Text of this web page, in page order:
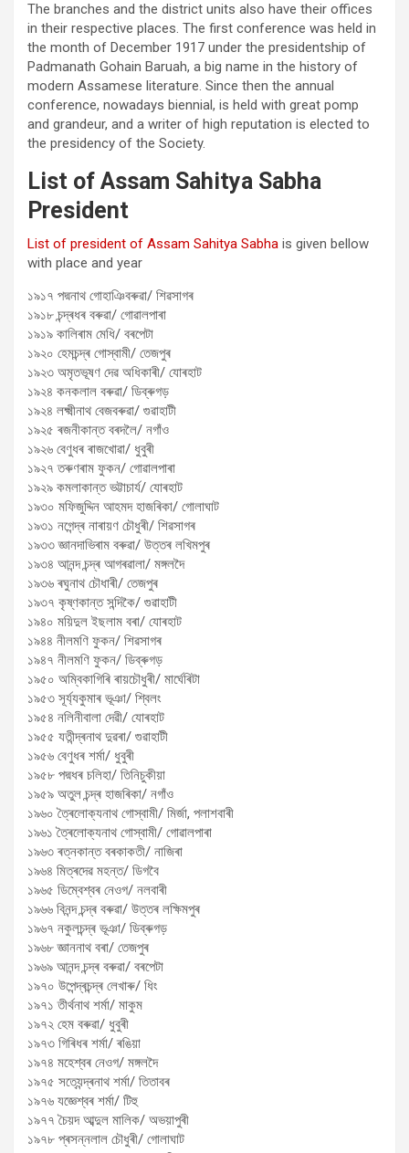
The branches and the district units also have their offices
in their respective places. The first conference was held in
the month of December 1917 under the presidentship of
Padmanath Gohain Baruah, a big name in the history of
modern Assamese literature. Since then the annual
conference, nowadays biennial, is held with great pomp
and grandeur, and a writer of high reputation is elected to
the presidency of the Society.
List of Assam Sahitya Sabha
President
List of president of Assam Sahitya Sabha is given bellow
with place and year
১৯১৭ পদ্মনাথ গোহাঞিবৰুৱা/ শিৱসাগৰ
১৯১৮ চন্দ্ৰধৰ বৰুৱা/ গোৱালপাৰা
১৯১৯ কালিৰাম মেধি/ বৰপেটা
১৯২০ হেমচন্দ্ৰ গোস্বামী/ তেজপুৰ
১৯২৩ অমৃতভূষণ দেৱ অধিকাৰী/ যোৰহাট
১৯২৪ কনকলাল বৰুৱা/ ডিব্ৰুগড়
১৯২৪ লক্ষ্মীনাথ বেজবৰুৱা/ গুৱাহাটী
১৯২৫ ৰজনীকান্ত বৰদলৈ/ নগাঁও
১৯২৬ বেণুধৰ ৰাজখোৱা/ ধুবুৰী
১৯২৭ তৰুণৰাম ফুকন/ গোৱালপাৰা
১৯২৯ কমলাকান্ত ভট্টাচাৰ্য/ যোৰহাট
১৯৩০ মফিজুদ্দিন আহমদ হাজৰিকা/ গোলাঘাট
১৯৩১ নগেন্দ্ৰ নাৰায়ণ চৌধুৰী/ শিৱসাগৰ
১৯৩৩ জ্ঞানদাভিৰাম বৰুৱা/ উত্তৰ লখিমপুৰ
১৯৩৪ আনন্দ চন্দ্ৰ আগৰৱালা/ মঙ্গলদৈ
১৯৩৬ ৰঘুনাথ চৌধাৰী/ তেজপুৰ
১৯৩৭ কৃষ্ণকান্ত সন্দিকৈ/ গুৱাহাটী
১৯৪০ ময়িদুল ইছলাম বৰা/ যোৰহাট
১৯৪৪ নীলমণি ফুকন/ শিৱসাগৰ
১৯৪৭ নীলমণি ফুকন/ ডিব্ৰুগড়
১৯৫০ অম্বিকাগিৰি ৰায়চৌধুৰী/ মাৰ্ঘেৰিটা
১৯৫৩ সূৰ্য্যকুমাৰ ভূঞা/ শ্বিলং
১৯৫৪ নলিনীবালা দেৱী/ যোৰহাট
১৯৫৫ যতীন্দ্ৰনাথ দুৱৰা/ গুৱাহাটী
১৯৫৬ বেণুধৰ শৰ্মা/ ধুবুৰী
১৯৫৮ পদ্মধৰ চলিহা/ তিনিচুকীয়া
১৯৫৯ অতুল চন্দ্ৰ হাজৰিকা/ নগাঁও
১৯৬০ ত্ৰৈলোক্যনাথ গোস্বামী/ মিৰ্জা, পলাশবাৰী
১৯৬১ ত্ৰৈলোক্যনাথ গোস্বামী/ গোৱালপাৰা
১৯৬৩ ৰত্নকান্ত বৰকাকতী/ নাজিৰা
১৯৬৪ মিত্ৰদেৱ মহন্ত/ ডিগবৈ
১৯৬৫ ডিম্বেশ্বৰ নেওগ/ নলবাৰী
১৯৬৬ বিনন্দ চন্দ্ৰ বৰুৱা/ উত্তৰ লক্ষিমপুৰ
১৯৬৭ নকুলচন্দ্ৰ ভূঞা/ ডিব্ৰুগড়
১৯৬৮ জ্ঞাননাথ বৰা/ তেজপুৰ
১৯৬৯ আনন্দ চন্দ্ৰ বৰুৱা/ বৰপেটা
১৯৭০ উপেন্দ্ৰচন্দ্ৰ লেখাৰু/ ধিং
১৯৭১ তীৰ্থনাথ শৰ্মা/ মাকুম
১৯৭২ হেম বৰুৱা/ ধুবুৰী
১৯৭৩ গিৰিধৰ শৰ্মা/ ৰঙিয়া
১৯৭৪ মহেশ্বৰ নেওগ/ মঙ্গলদৈ
১৯৭৫ সত্যেন্দ্ৰনাথ শৰ্মা/ তিতাবৰ
১৯৭৬ যজ্ঞেশ্বৰ শৰ্মা/ টিহু
১৯৭৭ চৈয়দ আব্দুল মালিক/ অভয়াপুৰী
১৯৭৮ প্ৰসন্নলাল চৌধুৰী/ গোলাঘাট